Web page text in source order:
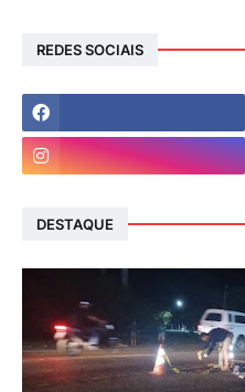
REDES SOCIAIS
DESTAQUE